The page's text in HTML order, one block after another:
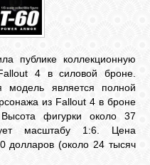
публике коллекционную
4 в силовой броне.
модель является полной
из Fallout 4 в броне
фигурки около 37
масштабу 1:6. Цена
долларов (около 24 тысяч